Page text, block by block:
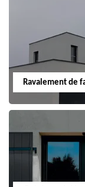
Ravalement de